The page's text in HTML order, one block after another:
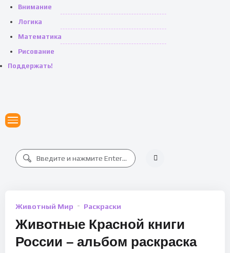
Внимание
Логика
Математика
Рисование
Поддержать!
Животный Мир Раскраски
Животные Красной книги
России – альбом раскраска